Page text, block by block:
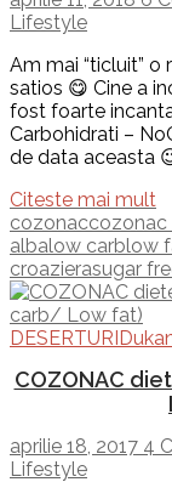
Lifestyle
Am mai “ticluit”
satios 😋 Cine a
fost foarte
Carbohidrati –
de data aceasta
Citeste mai mult
cozonac
albalow carblow
croazierasugar
DESERTURI
COZONAC
aprilie 18, 2017 4
Lifestyle